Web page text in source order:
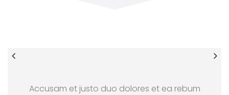
Accusam et justo duo dolores et ea rebum